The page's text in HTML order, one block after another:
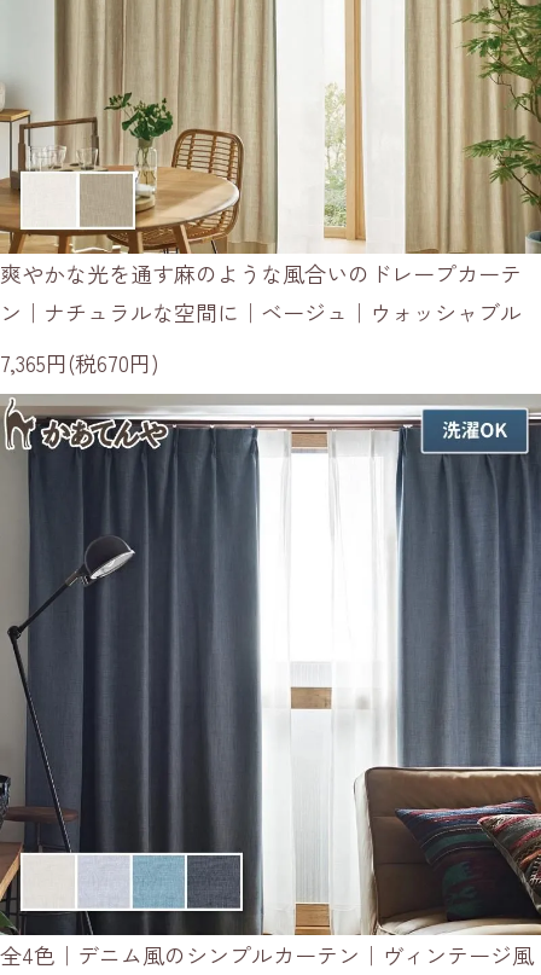
爽やかな光を通す麻のような風合いのドレープカーテ
ン｜ナチュラルな空間に｜ベージュ｜ウォッシャブル
7,365円(税670円)
全4色｜デニム風のシンプルカーテン｜ヴィンテージ風